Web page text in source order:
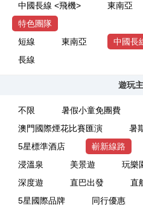
中國長線 <飛機>
東南亞
特色團隊
短線
東南亞 中國長
長線
遊玩
不限 暑假小童免團費
澳門國際煙花比賽匯演
暑
5星標準酒店
嶄新線路
浸溫泉
美景遊 玩樂
深度遊
直巴出發 直
5星國際品牌
同行優惠